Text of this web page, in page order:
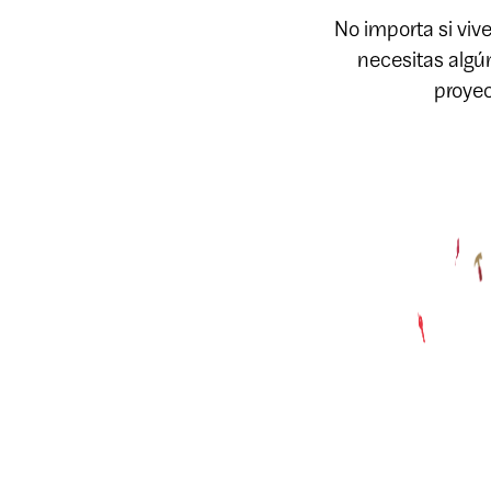
No importa si
necesitas